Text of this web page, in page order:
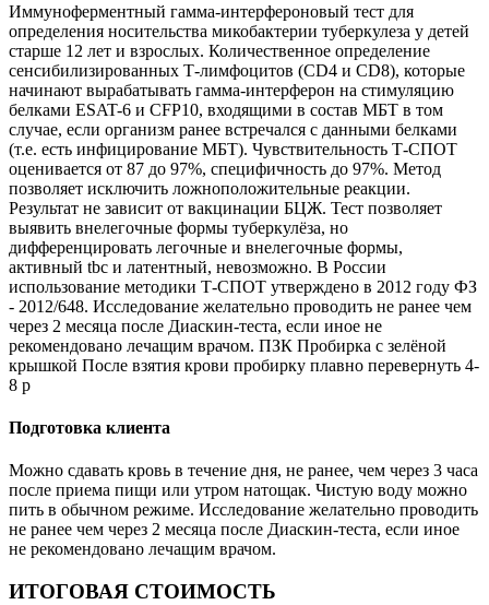
Иммуноферментный гамма-интерфероновый тест для
определения носительства микобактерии туберкулеза у детей
старше 12 лет и взрослых. Количественное определение
сенсибилизированных Т-лимфоцитов (CD4 и CD8), которые
начинают вырабатывать гамма-интерферон на стимуляцию
белками ESAT-6 и CFP10, входящими в состав МБТ в том
случае, если организм ранее встречался с данными белками
(т.е. есть инфицирование МБТ). Чувствительность Т-СПОТ
оценивается от 87 до 97%, специфичность до 97%. Метод
позволяет исключить ложноположительные реакции.
Результат не зависит от вакцинации БЦЖ. Тест позволяет
выявить внелегочные формы туберкулёза, но
дифференцировать легочные и внелегочные формы,
активный tbc и латентный, невозможно. В России
использование методики Т-СПОТ утверждено в 2012 году ФЗ
- 2012/648. Исследование желательно проводить не ранее чем
через 2 месяца после Диаскин-теста, если иное не
рекомендовано лечащим врачом. ПЗК Пробирка с зелёной
крышкой После взятия крови пробирку плавно перевернуть 4-
8 р
Подготовка клиента
Можно сдавать кровь в течение дня, не ранее, чем через 3 часа
после приема пищи или утром натощак. Чистую воду можно
пить в обычном режиме. Исследование желательно проводить
не ранее чем через 2 месяца после Диаскин-теста, если иное
не рекомендовано лечащим врачом.
ИТОГОВАЯ СТОИМОСТЬ